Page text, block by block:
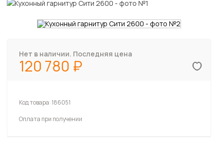
Нет в наличии. Последняя цена
120 780
Код товара:186051
Оплата при получении